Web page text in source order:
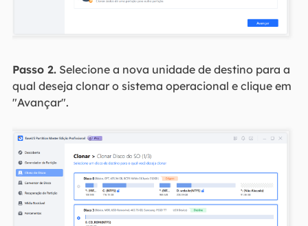
Passo 2.Selecione a nova unidade de destino para a
qual deseja clonar o sistema operacional e clique em
"Avançar".